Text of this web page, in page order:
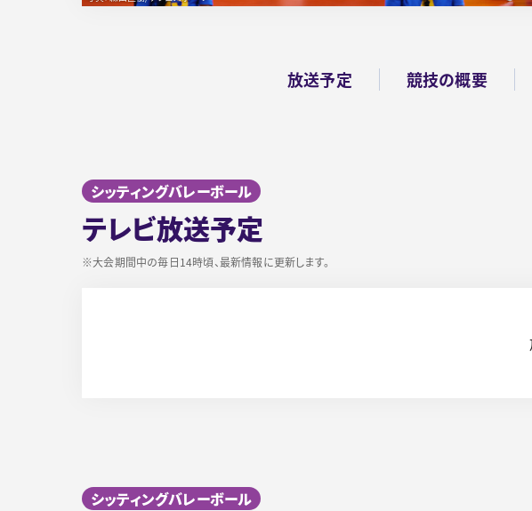
放送予定 競技の概要
シッティングバレーボール
テレビ放送予定
※大会期間中の毎日14時頃、最新情報に更新します。
シッティングバレーボール